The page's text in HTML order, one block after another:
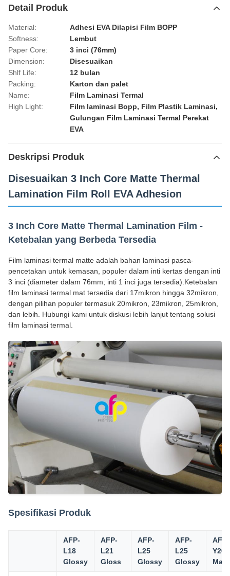
Detail Produk
Material:
Adhesi EVA Dilapisi Film BOPP
Softness:
Lembut
Paper Core:
3 inci (76mm)
Dimension:
Disesuaikan
Shlf Life:
12 bulan
Packing:
Karton dan palet
Name:
Film Laminasi Termal
High Light:
Film laminasi Bopp, Film Plastik Laminasi,
Gulungan Film Laminasi Termal Perekat
EVA
Deskripsi Produk
Disesuaikan 3 Inch Core Matte Thermal
Lamination Film Roll EVA Adhesion
3 Inch Core Matte Thermal Lamination Film -
Ketebalan yang Berbeda Tersedia
Film laminasi termal matte adalah bahan laminasi pasca-
pencetakan untuk kemasan, populer dalam inti kertas dengan inti
3 inci (diameter dalam 76mm; inti 1 inci juga tersedia).Ketebalan
film laminasi termal mat tersedia dari 17mikron hingga 32mikron,
dengan pilihan populer termasuk 20mikron, 23mikron, 25mikron,
dan lebih. Hubungi kami untuk diskusi lebih lanjut tentang solusi
film laminasi termal.
Spesifikasi Produk
AFP-
L18
Glossy
AFP-
L21
Gloss
AFP-
L25
Glossy
AFP-
L25
Glossy
AFP-
Y20
Mat